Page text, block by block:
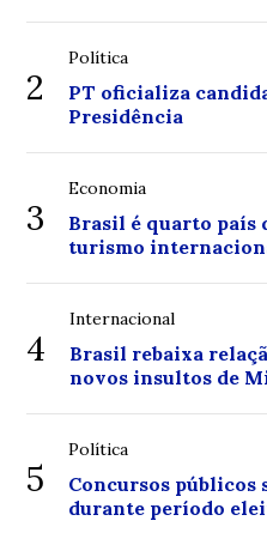
2
Política
PT oficializa
Presidência
3
Economia
Brasil é quarto país
turismo
4
Internacional
Brasil rebaixa
novos insultos de
5
Política
Concursos públicos
durante período